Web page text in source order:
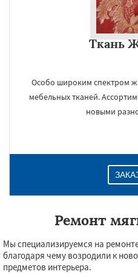
Ткань
Особо широким спектром
мебельных тканей.
новыми
Ремонт
Мы специализируемся на
благодаря чему возродили к
предметов интерьера.